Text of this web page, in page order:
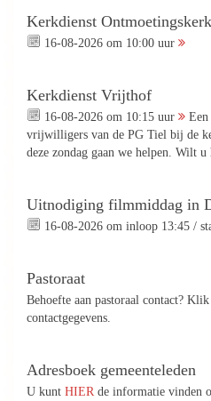
Kerkdienst Ontmoetingskerk
16-08-2026 om 10:00 uur
Kerkdienst Vrijthof
16-08-2026 om 10:15 uur
Een
vrijwilligers van de PG Tiel bij de
deze zondag gaan we helpen. Wilt
Uitnodiging filmmiddag in
16-08-2026 om inloop 13:45 /
Pastoraat
Behoefte aan pastoraal contact? Klik
contactgegevens.
Adresboek gemeenteleden
U kunt HIER de informatie vinden